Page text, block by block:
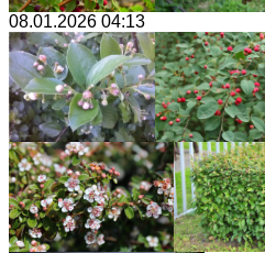
08.01.2026 04:13